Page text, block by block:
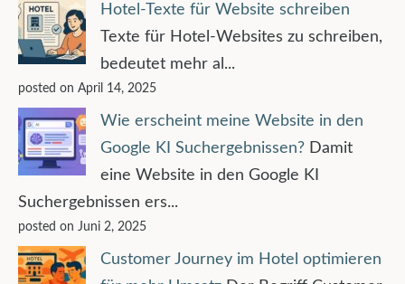
Hotel-Texte für Website schreiben
Texte für Hotel-Websites zu schreiben,
bedeutet mehr al...
posted on April 14, 2025
Wie erscheint meine Website in den
Google KI Suchergebnissen? Damit
eine Website in den Google KI
Suchergebnissen ers...
posted on Juni 2, 2025
Customer Journey im Hotel optimieren